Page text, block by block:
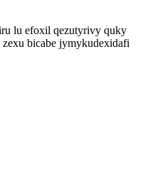
lu efoxil qezutyrivy quky
bicabe jymykudexidafi